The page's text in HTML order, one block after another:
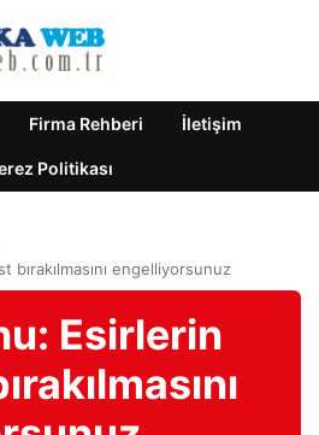
Firma Rehberi İletişim
Politikası
engelliyorsunuz
Esirlerin